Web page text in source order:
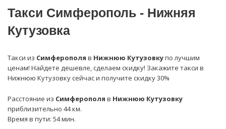
Такси Симферополь - Нижняя
Кутузовка
Такси из Симферополя в Нижнюю Кутузовкупо лучшим
ценам! Найдете дешевле, сделаем скидку! Закажите такси в
Нижнюю Кутузовку сейчас и получите скидку 30%
Расстояние из Симферополя в Нижнюю Кутузовку
приблизительно 44 км.
Время в пути: 54 мин.